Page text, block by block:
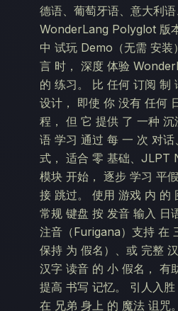
德语、葡萄牙语、意大利
WonderLang Polyglot 版
中 试玩 Demo（无需 安
言 时， 深度 体验
的 练习。 比 任何 订阅 制
设计， 即使 你 没有 任何
程， 但 它 提供 了 一种
语 学习 通过 每 一 次 对
式， 适合 零 基础、JLPT
模块 开始， 逐步 学习 平
接 跳过。 使用 游戏 内 的
常规 键盘 按 发音 输入 日
注音（Furigana）支持 在
保持 为 假名）、或 完整
汉字 读音 的 小 假名， 有
提高 书写 记忆。 引人入
在 兄弟 身上 的 魔法 诅咒